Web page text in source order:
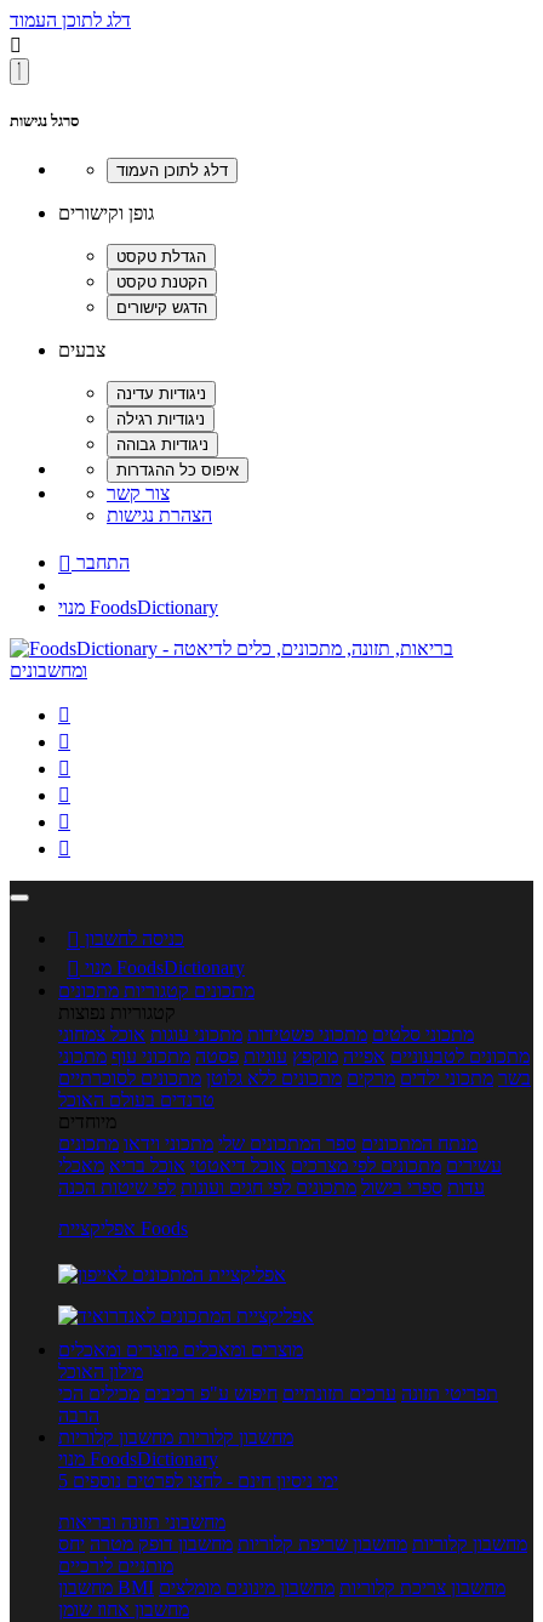
דלג לתוכן העמוד

סרגל נגישות
גופן וקישורים
צבעים
צור קשר
הצהרת נגישות
 התחבר
מנוי FoodsDictionary






 כניסה לחשבון

מנוי FoodsDictionary
מתכונים קטגוריות מתכונים
קטגוריות נפוצות
מתכוני סלטים מתכוני פשטידות מתכוני עוגות אוכל צמחוני
מתכונים לטבעוניים אפייה מוקפץ עוגיות פסטה מתכוני עוף מתכוני
בשר מתכוני ילדים מרקים מתכונים ללא גלוטן מתכונים לסוכרתיים
טרנדים בעולם האוכל
מיוחדים
מנתח המתכונים ספר המתכונים שלי מתכוני וידאו מתכונים
עשירים מתכונים לפי מצרכים אוכל דיאטטי אוכל בריא מאכלי
עדות ספרי בישול מתכונים לפי חגים ועונות לפי שיטות הכנה
אפליקציית Foods
מוצרים ומאכלים מוצרים ומאכלים
מילון האוכל
תפריטי תזונה ערכים תזונתיים חיפוש ע"פ רכיבים מכילים הכי
הרבה
מחשבון קלוריות מחשבון קלוריות
מנוי FoodsDictionary
5 ימי ניסיון חינם - לחצו לפרטים נוספים
מחשבוני תזונה ובריאות
מחשבון קלוריות מחשבון שריפת קלוריות מחשבון דופק מטרה יחס
מותניים לירכיים
מחשבון BMI
מחשבון צריכת קלוריות מחשבון מינונים מומלצים
מחשבון אחוז שומן